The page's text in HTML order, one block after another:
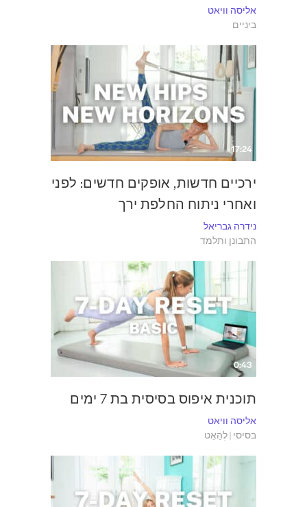
אליסה וויאט
ביניים
17:24
ירכיים חדשות, אופקים חדשים: לפני
ואחרי ניתוח החלפת ירך
נידרה גבריאל
התבונן ותלמד
0:43
תוכנית איפוס בסיסית בת 7 ימים
אליסה וויאט
בסיסי | לְהַאֵט